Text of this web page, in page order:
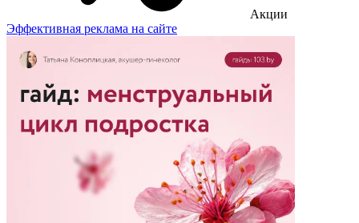
Акции
Эффективная реклама на сайте